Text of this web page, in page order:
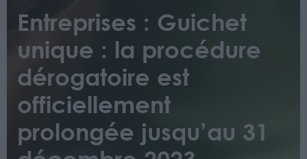
Entreprises : Guichet
unique : la procédure
dérogatoire est
officiellement
prolongée jusqu’au 31